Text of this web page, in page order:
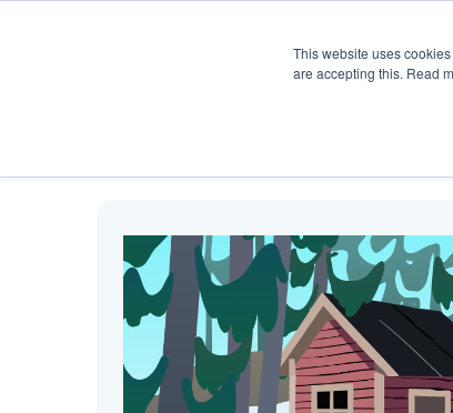
This website uses
are accepting this. Read